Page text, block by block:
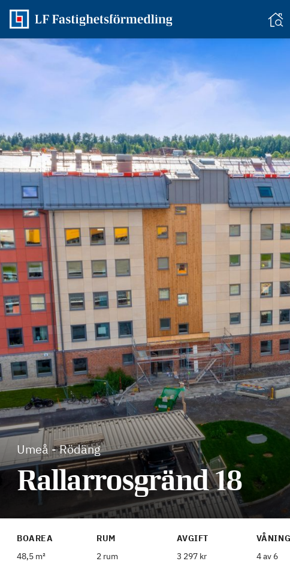
Umeå -Rödäng
Rallarrosgränd 18
BOAREA
48,5 m²
RUM
2 rum
AVGIFT
3 297 kr
VÅNING
4 av 6